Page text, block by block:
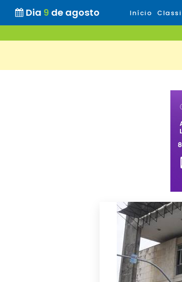
Dia 9 de agosto Início